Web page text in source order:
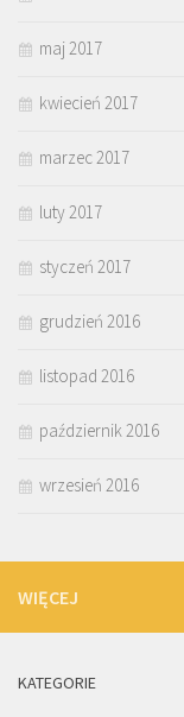
maj 2017
kwiecień 2017
marzec 2017
luty 2017
styczeń 2017
grudzień 2016
listopad 2016
październik 2016
wrzesień 2016
WIĘCEJ
KATEGORIE